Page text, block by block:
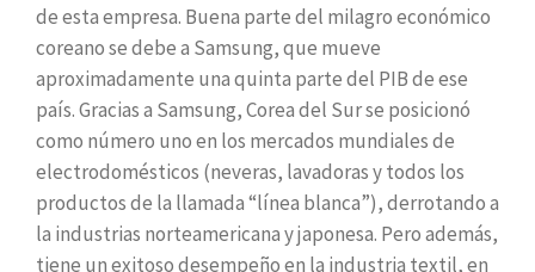
de esta empresa. Buena parte del milagro económico
coreano se debe a Samsung, que mueve
aproximadamente una quinta parte del PIB de ese
país. Gracias a Samsung, Corea del Sur se posicionó
como número uno en los mercados mundiales de
electrodomésticos (neveras, lavadoras y todos los
productos de la llamada “línea blanca”), derrotando a
la industrias norteamericana y japonesa. Pero además,
tiene un exitoso desempeño en la industria textil, en